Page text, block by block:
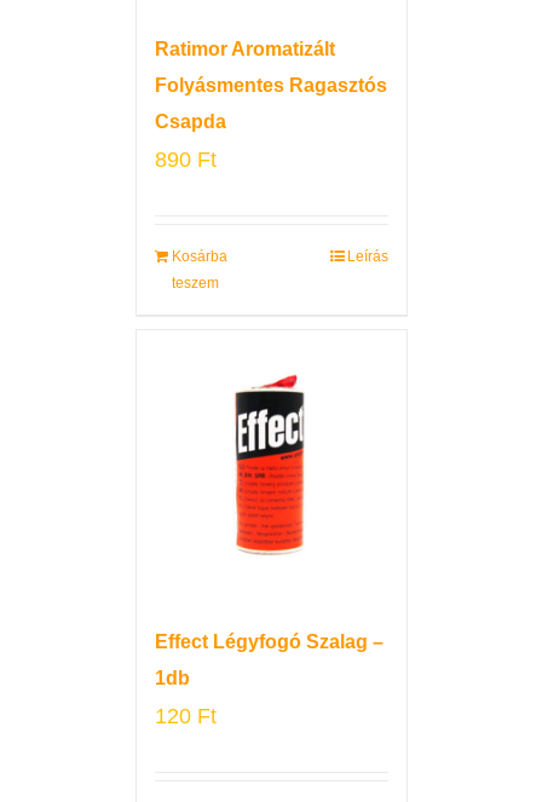
Ratimor Aromatizált
Folyásmentes Ragasztós
Csapda
890 Ft
Kosárba
teszem
Leírás
Effect Légyfogó Szalag –
1db
120 Ft